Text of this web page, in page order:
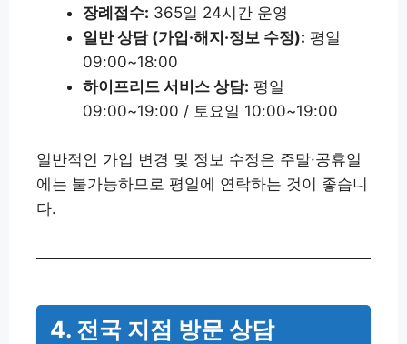
장례접수: 365일 24시간 운영
일반 상담 (가입·해지·정보 수정): 평일
09:00~18:00
하이프리드 서비스 상담: 평일
09:00~19:00 / 토요일 10:00~19:00
일반적인 가입 변경 및 정보 수정은 주말·공휴일
에는 불가능하므로 평일에 연락하는 것이 좋습니
다.
4. 전국 지점 방문 상담